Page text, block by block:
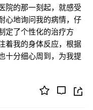
院的那一刻起，就感受
心地询问我的病情，仔
定了个性化的治疗方
着我的身体反应，根据
十分细心周到，为我提